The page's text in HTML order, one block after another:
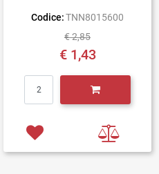
Codice: TNN8015600
€ 2,85
€ 1,43